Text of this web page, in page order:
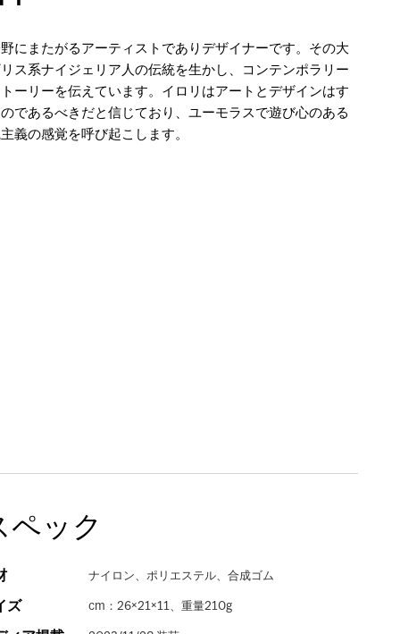
にまたがるアーティストでありデザイナーです。その大
ス系ナイジェリア人の伝統を生かし、コンテンポラリー
ーリーを伝えています。イロリはアートとデザインはす
であるべきだと信じており、ユーモラスで遊び心のある
義の感覚を呼び起こします。
ペック
ナイロン、ポリエステル、合成ゴム
ズ cm：26×21×11、重量210g